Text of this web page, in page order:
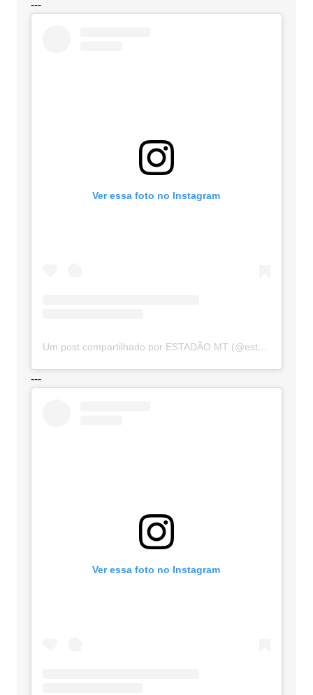
---
Ver essa foto no Instagram
Um post compartilhado por ESTADÃO MT (@estadaomt)
---
Ver essa foto no Instagram